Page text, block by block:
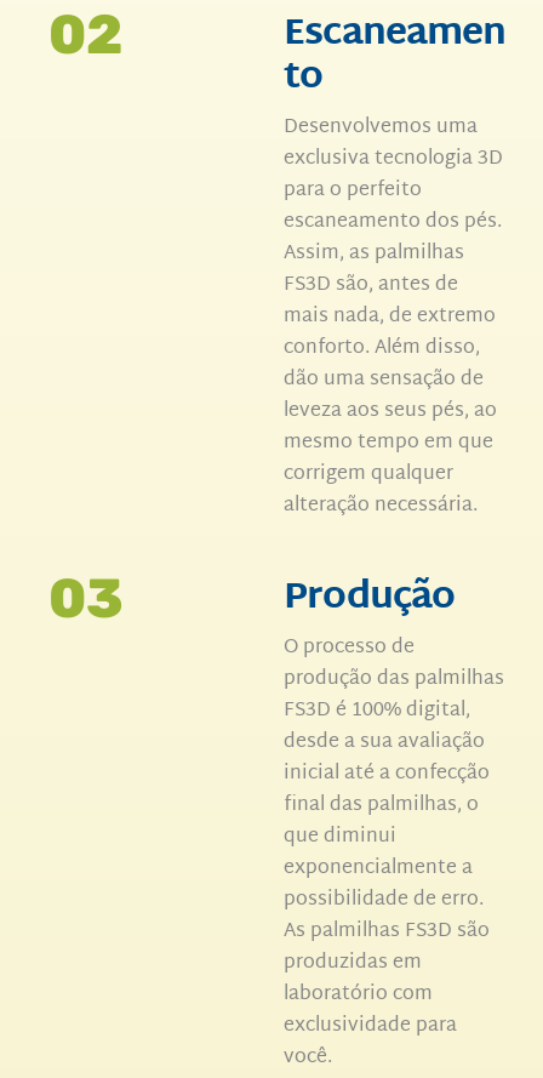
02 Escaneamen
to
Desenvolvemos uma
exclusiva tecnologia 3D
para o perfeito
escaneamento dos pés.
Assim, as palmilhas
FS3D são, antes de
mais nada, de extremo
conforto. Além disso,
dão uma sensação de
leveza aos seus pés, ao
mesmo tempo em que
corrigem qualquer
alteração necessária.
03 Produção
O processo de
produção das palmilhas
FS3D é 100% digital,
desde a sua avaliação
inicial até a confecção
final das palmilhas, o
que diminui
exponencialmente a
possibilidade de erro.
As palmilhas FS3D são
produzidas em
laboratório com
exclusividade para
você.